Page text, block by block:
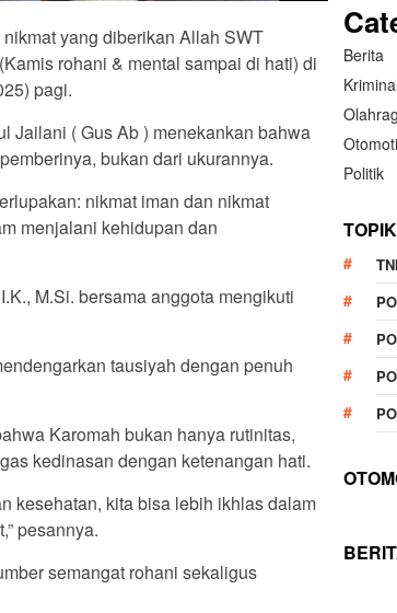
yang diberikan Allah SWT
rohani & mental sampai di hati) di
pagi.
Jailani ( Gus Ab ) menekankan bahwa
bukan dari ukurannya.
nikmat iman dan nikmat
menjalani kehidupan dan
M.Si. bersama anggota mengikuti
tausiyah dengan penuh
Karomah bukan hanya rutinitas,
kedinasan dengan ketenangan hati.
kesehatan, kita bisa lebih ikhlas dalam
pesannya.
semangat rohani sekaligus
Berita
Kriminal
Politik